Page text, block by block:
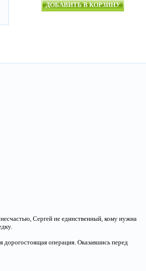
ДОБАВИТЬ В КОРЗИНУ
Сергей не единственный, кому нужна
дорогостоящая операция. Оказавшись перед